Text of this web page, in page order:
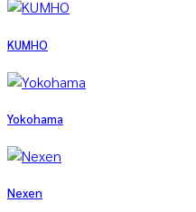
KUMHO
Yokohama
Nexen